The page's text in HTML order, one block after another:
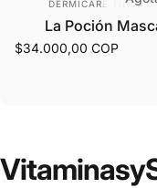
DERMICARE TIENDA
La Poción
$34.000,00 COP
Vitaminasy